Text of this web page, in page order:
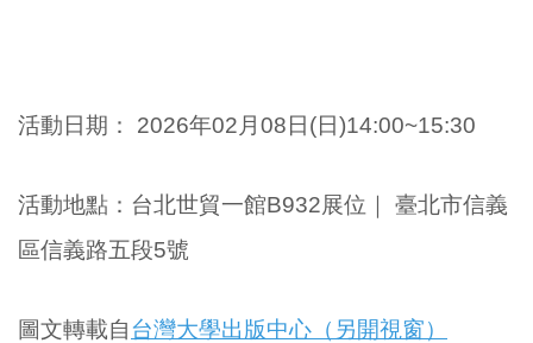
活動日期： 2026年02 月08日(日)14:00~15:30
活動地點 ： 台北世貿一館B932展位 ｜
臺北市信義
區信義路五段5號
圖文轉載自台灣大學出版中心（另開視窗）